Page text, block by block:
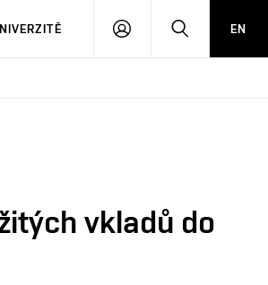
PŘIHLÁSIT HLEDATEN
vkladů do